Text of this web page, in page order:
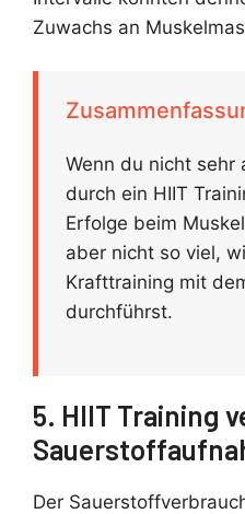
Zuwachs an
Wenn du nicht sehr
durch ein HIIT
Erfolge beim
aber nicht so viel,
Krafttraining mit
durchführst.
5. HIIT Training
Der